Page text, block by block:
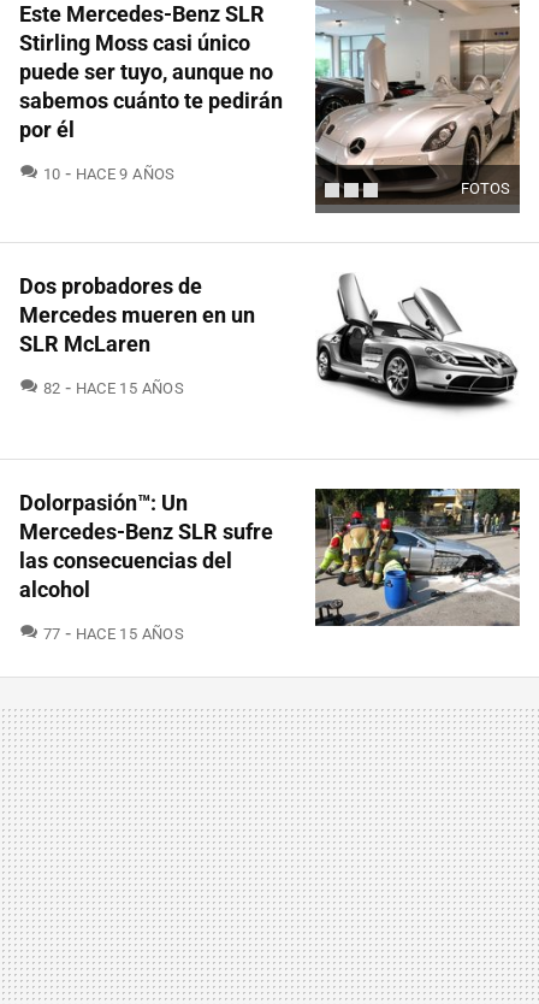
FOTOS
Este Mercedes-Benz SLR
Stirling Moss casi único
puede ser tuyo, aunque no
sabemos cuánto te pedirán
por él
10 COMENTARIOS
HACE 9 AÑOS
Dos probadores de
Mercedes mueren en un
SLR McLaren
82 COMENTARIOS
HACE 15 AÑOS
Dolorpasión™: Un
Mercedes-Benz SLR sufre
las consecuencias del
alcohol
77 COMENTARIOS
HACE 15 AÑOS